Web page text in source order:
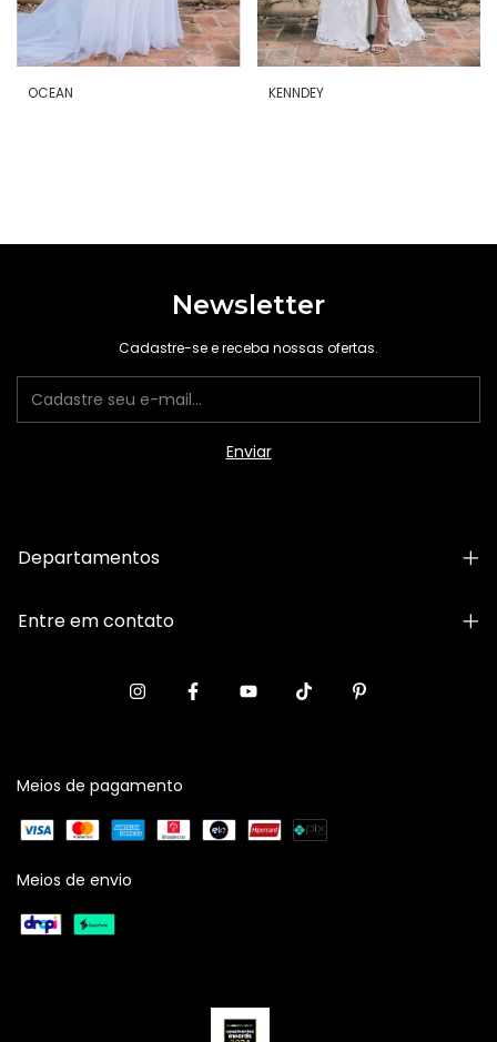
OCEAN KENNDEY
Newsletter
Cadastre-se e receba nossas ofertas.
Departamentos
Entre em contato
Meios de pagamento
Meios de envio